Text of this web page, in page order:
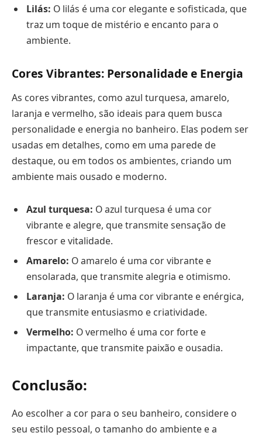
Lilás: O lilás é uma cor elegante e sofisticada, que
traz um toque de mistério e encanto para o
ambiente.
Cores Vibrantes: Personalidade e Energia
As cores vibrantes, como azul turquesa, amarelo,
laranja e vermelho, são ideais para quem busca
personalidade e energia no banheiro. Elas podem ser
usadas em detalhes, como em uma parede de
destaque, ou em todos os ambientes, criando um
ambiente mais ousado e moderno.
Azul turquesa: O azul turquesa é uma cor
vibrante e alegre, que transmite sensação de
frescor e vitalidade.
Amarelo: O amarelo é uma cor vibrante e
ensolarada, que transmite alegria e otimismo.
Laranja: O laranja é uma cor vibrante e enérgica,
que transmite entusiasmo e criatividade.
Vermelho: O vermelho é uma cor forte e
impactante, que transmite paixão e ousadia.
Conclusão:
Ao escolher a cor para o seu banheiro, considere o
seu estilo pessoal, o tamanho do ambiente e a